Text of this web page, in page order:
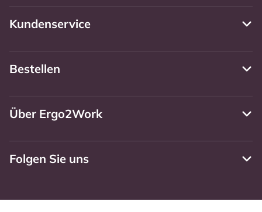
Kundenservice
Bestellen
Über Ergo2Work
Folgen Sie uns